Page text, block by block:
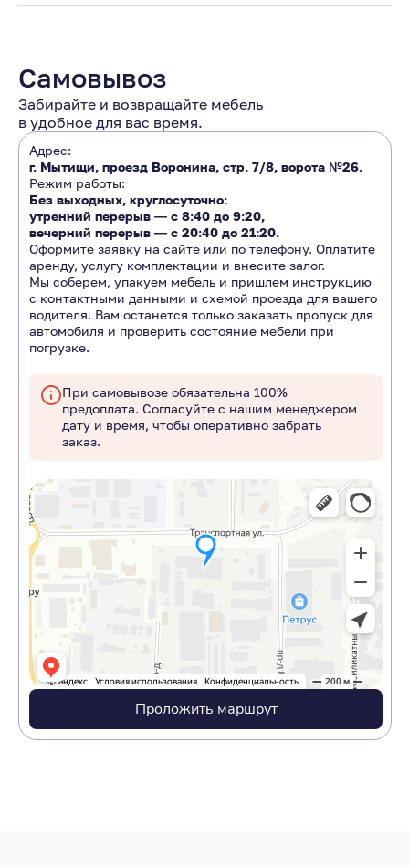
Самовывоз
Забирайте и возвращайте мебель
в удобное для вас время.
Адрес:
г. Мытищи, проезд Воронина, стр. 7/8, ворота №26.
Режим работы:
Без выходных, круглосуточно:
утренний перерыв ― с 8:40 до 9:20,
вечерний перерыв ― с 20:40 до 21:20.
Оформите заявку на сайте или по телефону. Оплатите
аренду, услугу комплектации и внесите залог.
Мы соберем, упакуем мебель и пришлем инструкцию
с контактными данными и схемой проезда для вашего
водителя. Вам останется только заказать пропуск для
автомобиля и проверить состояние мебели при
погрузке.
При самовывозе обязательна 100%
предоплата. Согласуйте с нашим менеджером
дату и время, чтобы оперативно забрать
заказ.
Проложить маршрут